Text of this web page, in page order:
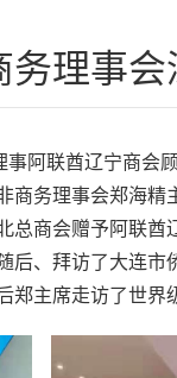
务理事
阿联酋辽宁商会
商务理事会郑海
总商会赠予阿联
后、拜访了大连
郑主席走访了世界